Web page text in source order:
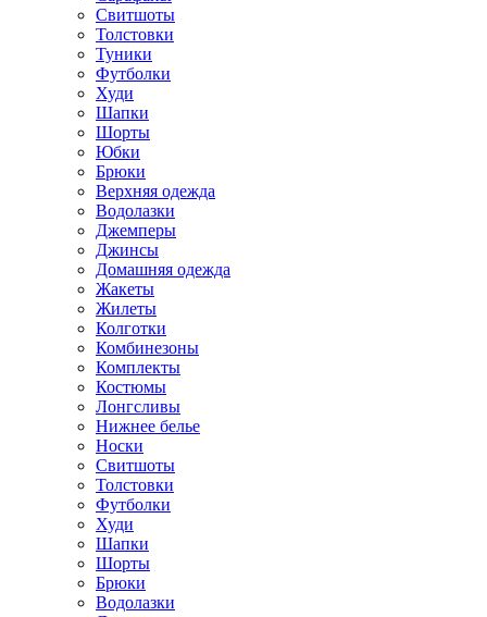
Свитшоты
Толстовки
Туники
Футболки
Худи
Шапки
Шорты
Юбки
Брюки
Верхняя одежда
Водолазки
Джемперы
Джинсы
Домашняя одежда
Жакеты
Жилеты
Колготки
Комбинезоны
Комплекты
Костюмы
Лонгсливы
Нижнее белье
Носки
Свитшоты
Толстовки
Футболки
Худи
Шапки
Шорты
Брюки
Водолазки